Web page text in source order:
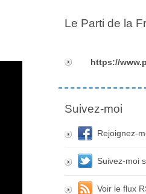
Le Parti de la
https://
Suivez-moi
Rejoignez-
Suivez-moi
Voir le flux